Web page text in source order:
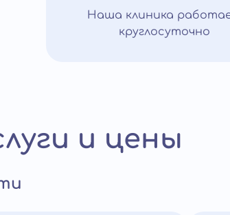
Наша клиника
круглосуточно
и цены